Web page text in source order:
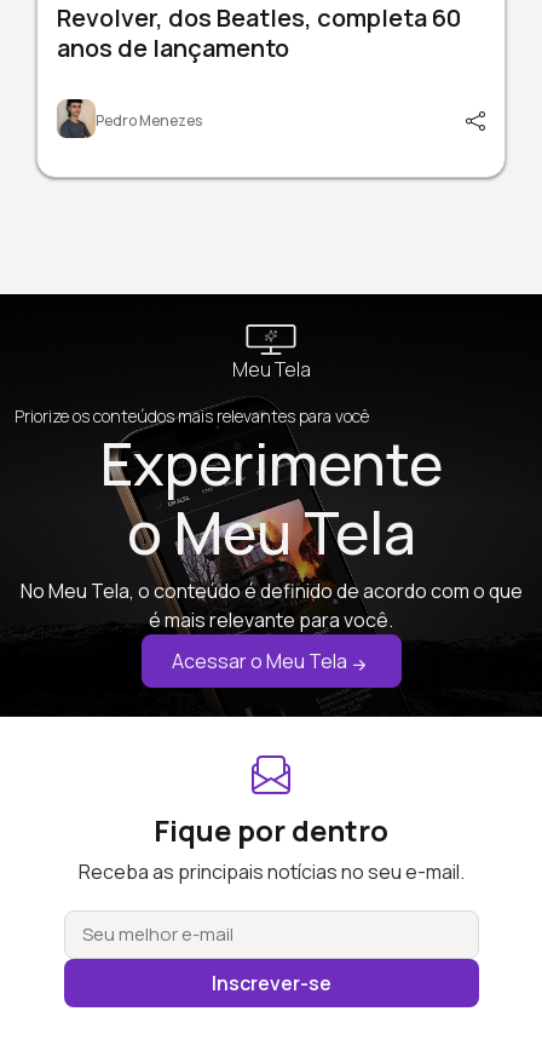
Revolver, dos Beatles, completa 60
anos de lançamento
Pedro Menezes
Meu Tela
Priorize os conteúdos mais relevantes para você
Experimente
o Meu Tela
No Meu Tela, o conteúdo é definido de acordo com o que
é mais relevante para você.
Acessar o Meu Tela
Fique por dentro
Receba as principais notícias no seu e-mail.
Inscrever-se